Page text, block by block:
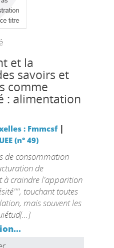
et la
savoirs et
comme
: alimentation
: Fmmcsf|
(n° 49)
de consommation
de
à craindre l'apparition
touchant toutes
mais souvent les